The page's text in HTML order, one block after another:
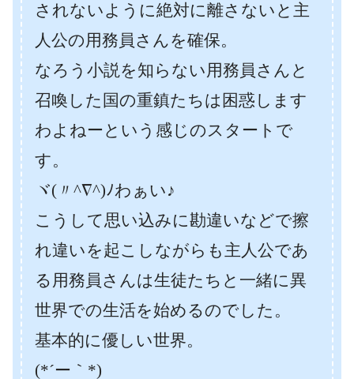
されないように絶対に離さないと主
人公の用務員さんを確保。
なろう小説を知らない用務員さんと
召喚した国の重鎮たちは困惑します
わよねーという感じのスタートで
す。
ヾ(〃^∇^)ﾉわぁい♪
こうして思い込みに勘違いなどで擦
れ違いを起こしながらも主人公であ
る用務員さんは生徒たちと一緒に異
世界での生活を始めるのでした。
基本的に優しい世界。
(*´ー｀*)